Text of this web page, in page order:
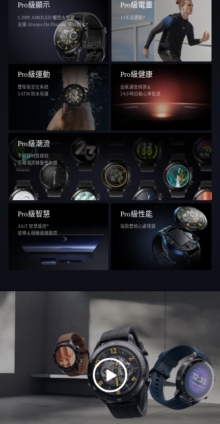
Pro級顯示
1.39吋 AMOLED 觸控大螢幕
支援 Always-On Display （AOD）*
Pro級電量
14天長續航*
Pro級運動
雙衛星定位系統
5ATM 防水保護
Pro級健康
血氧濃度偵測＆
24小時自動心率監測
Pro級智慧
AIoT 智慧遙控*
音樂＆相機遠端遙控
Pro級性能
強勁雙核心處理器
Pro級潮流
不鏽鋼材質錶殼
百種潮流錶盤任你選